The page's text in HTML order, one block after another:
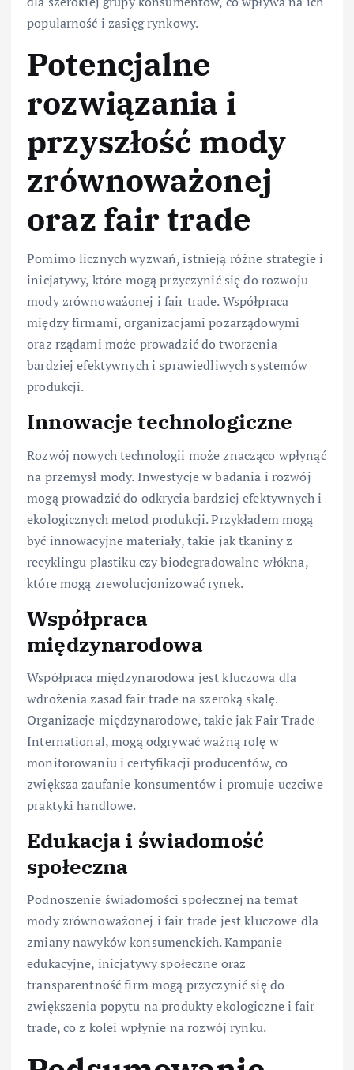
popularność i zasięg rynkowy.
Potencjalne
rozwiązania i
przyszłość mody
zrównoważonej
oraz fair trade
Pomimo licznych wyzwań, istnieją różne strategie i
inicjatywy, które mogą przyczynić się do rozwoju
mody zrównoważonej i fair trade. Współpraca
między firmami, organizacjami pozarządowymi
oraz rządami może prowadzić do tworzenia
bardziej efektywnych i sprawiedliwych systemów
produkcji.
Innowacje technologiczne
Rozwój nowych technologii może znacząco wpłynąć
na przemysł mody. Inwestycje w badania i rozwój
mogą prowadzić do odkrycia bardziej efektywnych i
ekologicznych metod produkcji. Przykładem mogą
być innowacyjne materiały, takie jak tkaniny z
recyklingu plastiku czy biodegradowalne włókna,
które mogą zrewolucjonizować rynek.
Współpraca
międzynarodowa
Współpraca międzynarodowa jest kluczowa dla
wdrożenia zasad fair trade na szeroką skalę.
Organizacje międzynarodowe, takie jak Fair Trade
International, mogą odgrywać ważną rolę w
monitorowaniu i certyfikacji producentów, co
zwiększa zaufanie konsumentów i promuje uczciwe
praktyki handlowe.
Edukacja i świadomość
społeczna
Podnoszenie świadomości społecznej na temat
mody zrównoważonej i fair trade jest kluczowe dla
zmiany nawyków konsumenckich. Kampanie
edukacyjne, inicjatywy społeczne oraz
transparentność firm mogą przyczynić się do
zwiększenia popytu na produkty ekologiczne i fair
trade, co z kolei wpłynie na rozwój rynku.